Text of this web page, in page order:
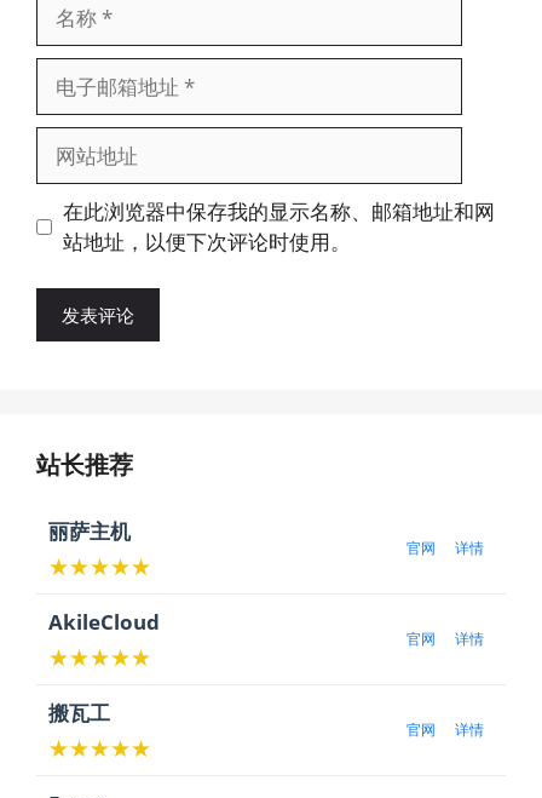
邮
地
址
址
在此浏览器中保存我的显示名称、邮箱地址和网
站地址，以便下次评论时使用。
站长推荐
丽萨主机
★★★★★
官网 详情
AkileCloud
★★★★★
官网 详情
搬瓦工
★★★★★
官网 详情